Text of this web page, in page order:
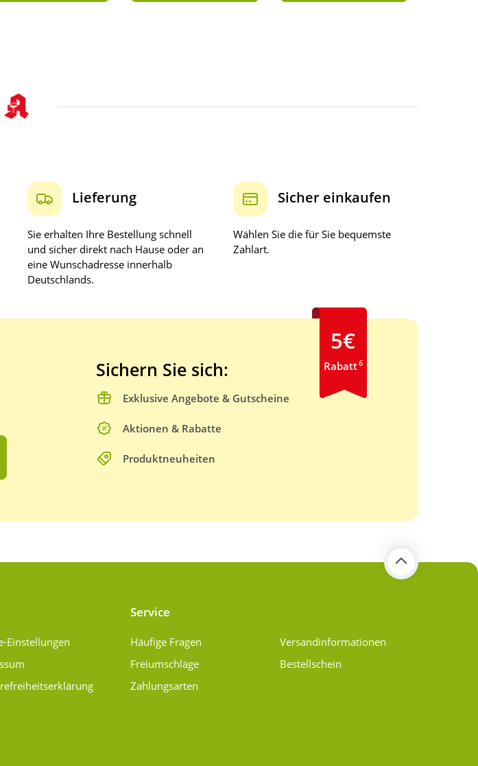
Lieferung
Sie erhalten Ihre Bestellung schnell
und sicher direkt nach Hause oder an
eine Wunschadresse innerhalb
Deutschlands.
Sicher einkaufen
Wählen Sie die für Sie bequemste
Zahlart.
Sichern Sie sich:
Exklusive Angebote & Gutscheine
Aktionen & Rabatte
Produktneuheiten
5€
Rabatt6
Einstellungen
Service
Häufige Fragen
Freiumschläge
Zahlungsarten
Versand­informationen
Bestellschein